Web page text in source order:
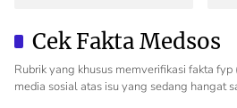
Cek Fakta Medsos
Rubrik yang khusus memverifikasi fakta
media sosial atas isu yang sedang hangat